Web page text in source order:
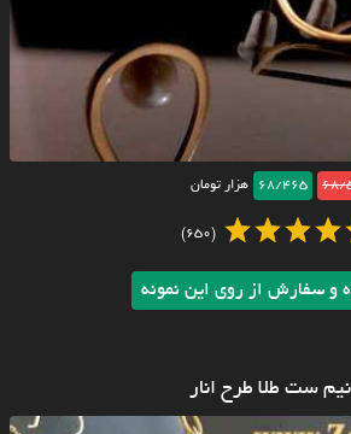
68/
68/465 هزار تومان
(650)
و سفارش از روی این نمونه
نیم ست طلا طرح انار